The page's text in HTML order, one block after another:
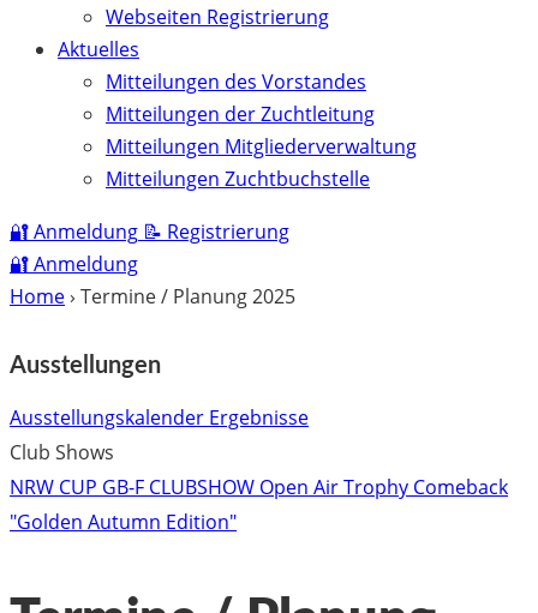
Webseiten Registrierung
Aktuelles
Mitteilungen des Vorstandes
Mitteilungen der Zuchtleitung
Mitteilungen Mitgliederverwaltung
Mitteilungen Zuchtbuchstelle
🔐Anmeldung 📝 Registrierung
🔐Anmeldung
Home› Termine / Planung 2025
Ausstellungen
Ausstellungskalender Ergebnisse
Club Shows
NRW CUP GB-F CLUBSHOW Open Air Trophy Comeback
"Golden Autumn Edition"